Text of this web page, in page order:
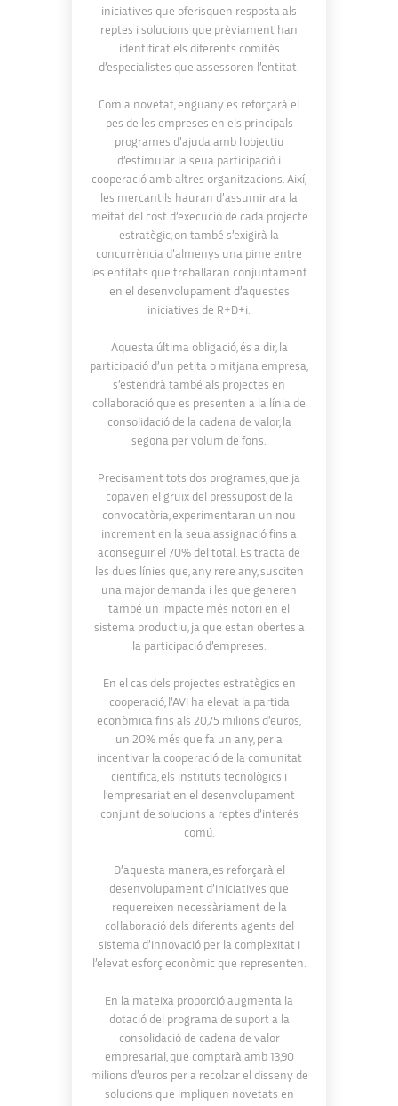
iniciatives que oferisquen resposta als
reptes i solucions que prèviament han
identificat els diferents comités
d’especialistes que assessoren l’entitat.
Com a novetat, enguany es reforçarà el
pes de les empreses en els principals
programes d’ajuda amb l’objectiu
d’estimular la seua participació i
cooperació amb altres organitzacions. Així,
les mercantils hauran d’assumir ara la
meitat del cost d’execució de cada projecte
estratègic, on també s’exigirà la
concurrència d’almenys una pime entre
les entitats que treballaran conjuntament
en el desenvolupament d’aquestes
iniciatives de R+D+i.
Aquesta última obligació, és a dir, la
participació d’un petita o mitjana empresa,
s’estendrà també als projectes en
col·laboració que es presenten a la línia de
consolidació de la cadena de valor, la
segona per volum de fons.
Precisament tots dos programes, que ja
copaven el gruix del pressupost de la
convocatòria, experimentaran un nou
increment en la seua assignació fins a
aconseguir el 70% del total. Es tracta de
les dues línies que, any rere any, susciten
una major demanda i les que generen
també un impacte més notori en el
sistema productiu, ja que estan obertes a
la participació d’empreses.
En el cas dels projectes estratègics en
cooperació, l’AVI ha elevat la partida
econòmica fins als 20,75 milions d’euros,
un 20% més que fa un any, per a
incentivar la cooperació de la comunitat
científica, els instituts tecnològics i
l’empresariat en el desenvolupament
conjunt de solucions a reptes d’interés
comú.
D’aquesta manera, es reforçarà el
desenvolupament d’iniciatives que
requereixen necessàriament de la
col·laboració dels diferents agents del
sistema d’innovació per la complexitat i
l’elevat esforç econòmic que representen.
En la mateixa proporció augmenta la
dotació del programa de suport a la
consolidació de cadena de valor
empresarial, que comptarà amb 13,90
milions d’euros per a recolzar el disseny de
solucions que impliquen novetats en